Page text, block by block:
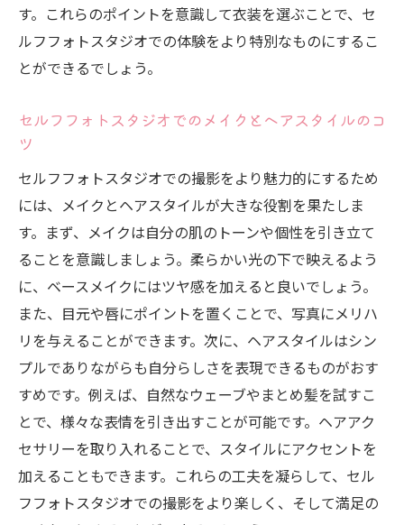
自分だけの特別な瞬間をセルフフォトスタ
ジオで記録
動きのある写真を撮るセルフフォトスタジ
セルフフォトスタジオでのユニークな写真
シャッターチャンスを逃さないセルフフォ
トスタジオでのコツ
セルフフォトスタジオで動きと静を表現す
る方法
瞬間を捉えるためのセルフフォトスタジオ
の活用法
撮影の合間に確認！納得のいく一枚をセルフフ
ォトスタジオで
セルフフォトスタジオで撮影の合間にチェ
ックするポイント
途中で確認することが重要なセルフフォト
スタジオでの撮影
す。これらのポイントを意識して衣装を選ぶことで、セ
ルフフォトスタジオでの体験をより特別なものにするこ
とができるでしょう。
セルフフォトスタジオでのメイクとヘアスタイルのコ
ツ
セルフフォトスタジオでの撮影をより魅力的にするため
には、メイクとヘアスタイルが大きな役割を果たしま
す。まず、メイクは自分の肌のトーンや個性を引き立て
ることを意識しましょう。柔らかい光の下で映えるよう
に、ベースメイクにはツヤ感を加えると良いでしょう。
また、目元や唇にポイントを置くことで、写真にメリハ
リを与えることができます。次に、ヘアスタイルはシン
プルでありながらも自分らしさを表現できるものがおす
すめです。例えば、自然なウェーブやまとめ髪を試すこ
とで、様々な表情を引き出すことが可能です。ヘアアク
セサリーを取り入れることで、スタイルにアクセントを
加えることもできます。これらの工夫を凝らして、セル
フフォトスタジオでの撮影をより楽しく、そして満足の